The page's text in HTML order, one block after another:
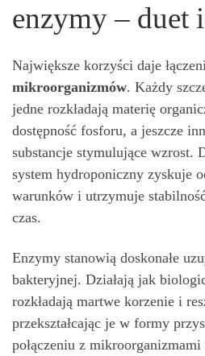
enzymy – duet
Największe korzyści daje
mikroorganizmów. Każdy
jedne rozkładają materię
dostępność fosforu, a jeszcze
substancje stymulujące wzrost.
system hydroponiczny zyskuje
warunków i utrzymuje
czas.
Enzymy stanowią doskonałe
bakteryjnej. Działają jak
rozkładają martwe korzenie i
przekształcając je w formy
połączeniu z